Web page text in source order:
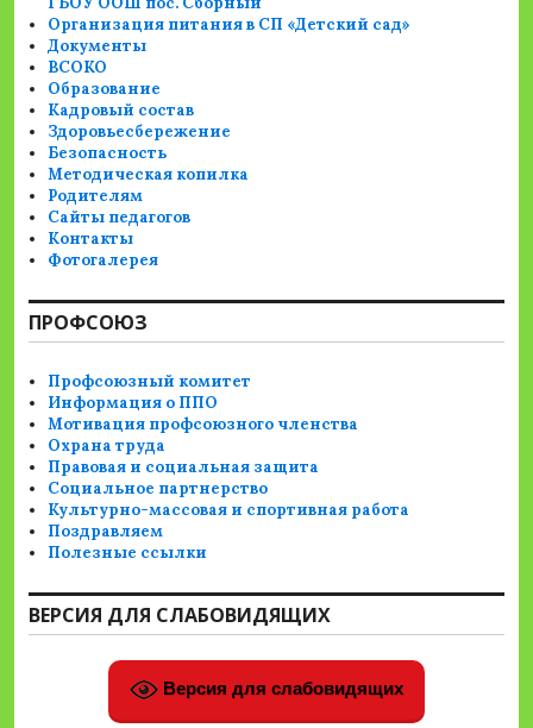
Организация питания в СП «Детский сад»
Документы
ВСОКО
Образование
Кадровый состав
Здоровьесбережение
Безопасность
Методическая копилка
Родителям
Сайты педагогов
Контакты
Фотогалерея
ПРОФСОЮЗ
Профсоюзный комитет
Информация о ППО
Мотивация профсоюзного членства
Охрана труда
Правовая и социальная защита
Социальное партнерство
Культурно-массовая и спортивная работа
Поздравляем
Полезные ссылки
ВЕРСИЯ ДЛЯ СЛАБОВИДЯЩИХ
Версия для слабовидящих